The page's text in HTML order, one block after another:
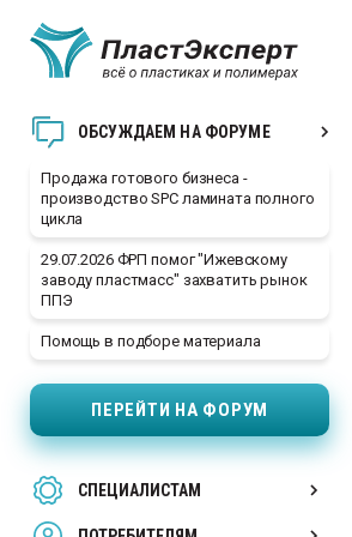
ОБСУЖДАЕМ НА ФОРУМЕ
Продажа готового бизнеса -
производство SPC ламината полного
цикла
29.07.2026 ФРП помог "Ижевскому
заводу пластмасс" захватить рынок
ППЭ
Помощь в подборе материала
ПЕРЕЙТИ НА ФОРУМ
СПЕЦИАЛИСТАМ